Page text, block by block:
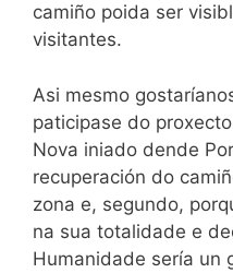
camiño poida ser
visitantes.
Asi mesmo
paticipase do
Nova iniado dende
recuperación do
zona e, segundo,
na sua totalidade e
Humanidade sería un